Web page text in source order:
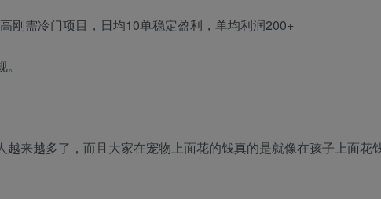
来越多了，而且大家在宠物上面花的钱真的是就像在孩子上面花